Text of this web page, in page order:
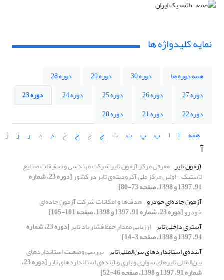
نمایه کلیدواژه ها
همه دوره ها دوره 30 دوره 29
دوره 28
دوره 27
دوره 26 دوره 25 دوره 24
دوره 23
دوره 22
دوره 21
دوره 20
همه
آ ا ب پ ت ث ج چ ح خ د ذ ر ز ژ
آ
آزمون تایر معرفی مرکز آزمون تایر شرکت مهندسی و تحقیقات صنایع
لاستیک - اولین مرکز ملی آکرودیته‌ی تایر در کشور [دوره 23، شماره
91، 1397 و 1398، صفحه 73-80]
آزمون جاده‌ای خودرو هدف‌ها و امکانات شرکت آزمون جاده‌ای
خودرو[دوره 23، شماره 91، 1397 و 1398، صفحه 101-105]
آستری داخلی تایر ارزیابی مقدار حفظ فشار باد تایر [دوره 23، شماره
94، 1397 و 1398، صفحه 3-14]
آینده‌ی استانداردهای بین‌المللی تایر بررسی وضعیت استانداردهای
بین‌المللی تایرهای سواری و باری و آینده‌ی استانداردهای تایر [دوره 23،
شماره 91، 1397 و 1398، صفحه 46-52]